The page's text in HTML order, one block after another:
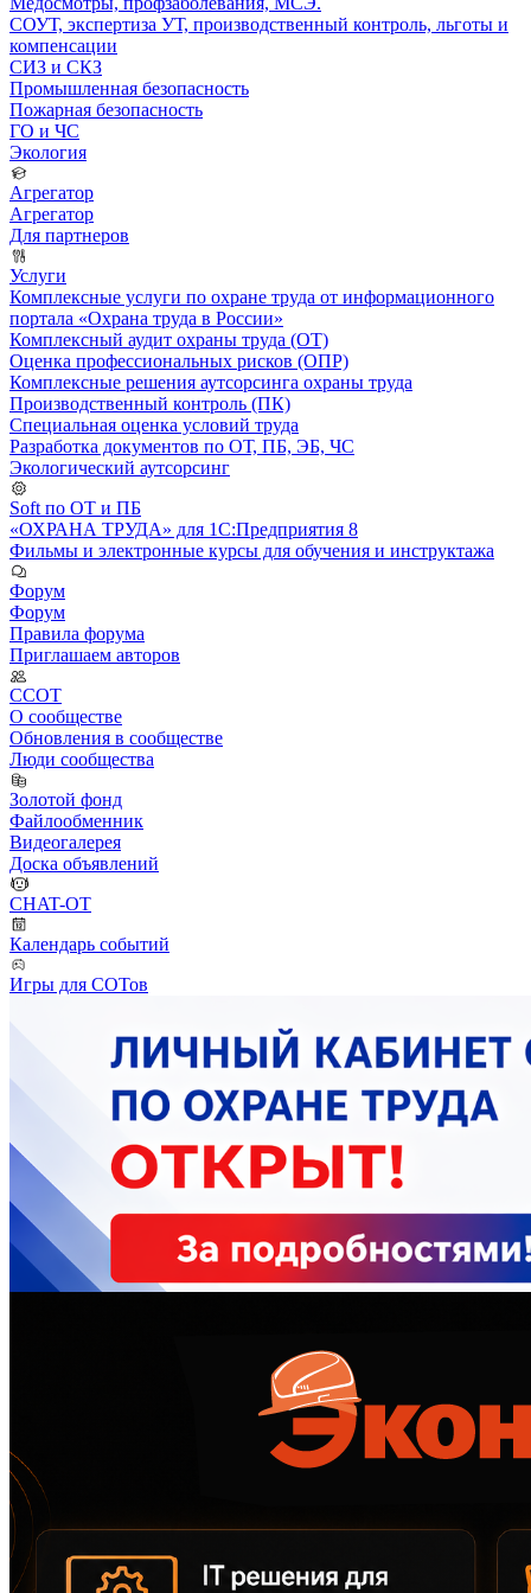
СОУТ, экспертиза УТ, производственный контроль, льготы и
компенсации
СИЗ и СКЗ
Промышленная безопасность
Пожарная безопасность
ГО и ЧС
Экология
Агрегатор
Агрегатор
Для партнеров
Услуги
Комплексные услуги по охране труда от информационного
портала «Охрана труда в России»
Комплексный аудит охраны труда (ОТ)
Оценка профессиональных рисков (ОПР)
Комплексные решения аутсорсинга охраны труда
Производственный контроль (ПК)
Специальная оценка условий труда
Разработка документов по ОТ, ПБ, ЭБ, ЧС
Экологический аутсорсинг
Soft по ОТ и ПБ
«ОХРАНА ТРУДА» для 1С:Предприятия 8
Фильмы и электронные курсы для обучения и инструктажа
Форум
Форум
Правила форума
Приглашаем авторов
ССОТ
О сообществе
Обновления в сообществе
Люди сообщества
Золотой фонд
Файлообменник
Видеогалерея
Доска объявлений
CHAT-OT
Календарь событий
Игры для СОТов